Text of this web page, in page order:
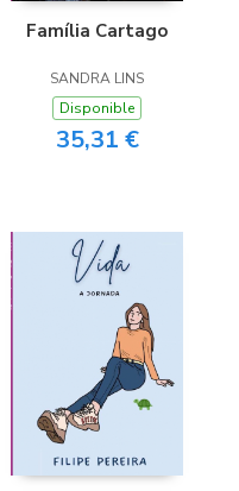
Família Cartago
SANDRA LINS
Disponible
35,31 €